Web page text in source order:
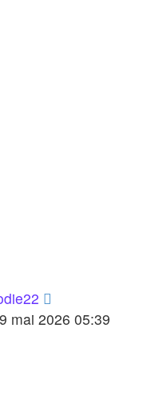
mai 2026 05:39